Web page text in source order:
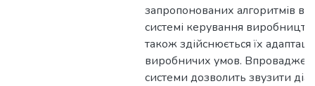
запропонованих алгоритмів в
системі керування
також здійснюється їх
виробничих умов.
системи дозволить звузити